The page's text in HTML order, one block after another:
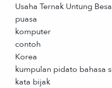
Usaha Ternak Untung
puasa
komputer
contoh
Korea
kumpulan pidato bahasa
kata bijak